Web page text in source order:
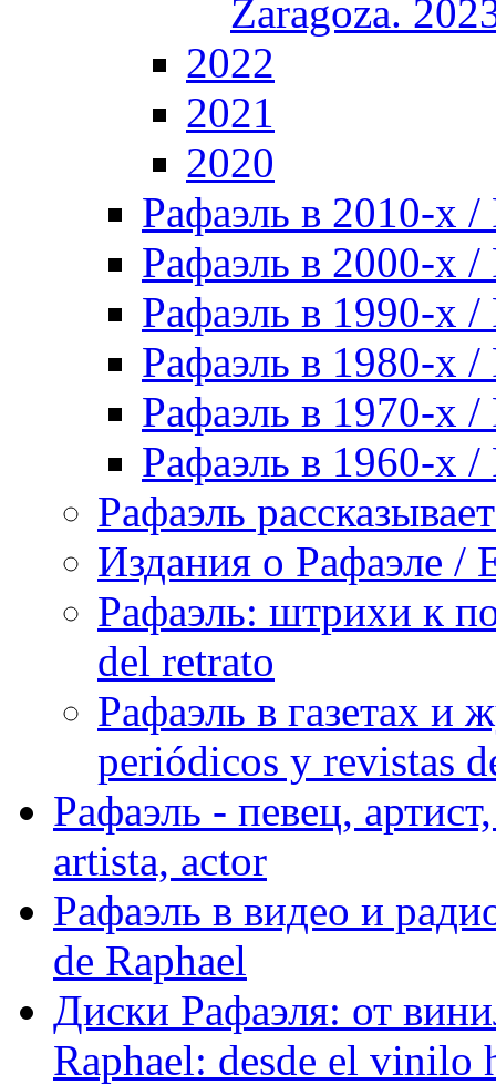
Zaragoza.
2022
2021
2020
Рафаэль в 2010-х /
Рафаэль в 2000-х /
Рафаэль в 1990-х /
Рафаэль в 1980-х /
Рафаэль в 1970-х /
Рафаэль в 1960-х /
Рафаэль
Издания о Рафаэле /
Рафаэль: штрихи к
del retrato
Рафаэль в газетах и
periódicos y revistas
Рафаэль - певец,
artista, actor
Рафаэль в видео и
de Raphael
Диски Рафаэля: от
Raphael: desde el vinilo